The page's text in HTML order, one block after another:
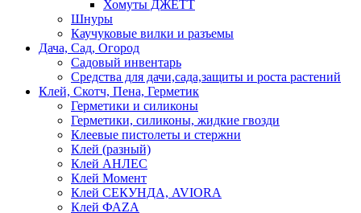
Хомуты ДЖЕТТ
Шнуры
Каучуковые вилки и разъемы
Дача, Сад, Огород
Садовый инвентарь
Средства для дачи,сада,защиты и роста растений
Клей, Скотч, Пена, Герметик
Герметики и силиконы
Герметики, силиконы, жидкие гвозди
Клеевые пистолеты и стержни
Клей (разный)
Клей АНЛЕС
Клей Момент
Клей СЕКУНДА, AVIORA
Клей ФАZА